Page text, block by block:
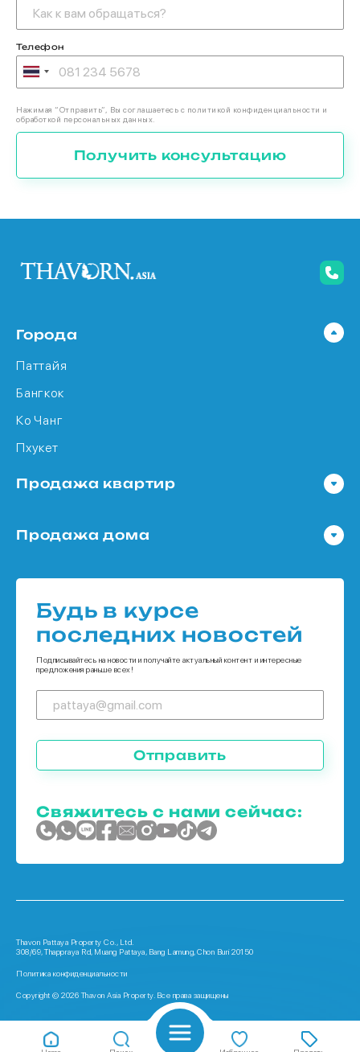
Телефон
Нажимая “Отправить”, Вы соглашаетесь с политикой конфиденциальности и
обработкой персональных данных.
Получить консультацию
Города
Паттайя
Бангкок
Ко Чанг
Пхукет
Продажа квартир
Квартира в Бангкок
Продажа дома
Дома в Ко Чанг
Дома в Пхукет
Будь в курсе
последних новостей
Подписывайтесь на новости и получайте актуальный контент и интересные
предложения раньше всех!
Отправить
Свяжитесь с нами сейчас:
Thavon Pattaya Property Co., Ltd.
308/69, Thappraya Rd, Muang Pattaya, Bang Lamung, Chon Buri 20150
Политика конфиденциальности
Copyright © 2026 Thavon Asia Property. Все права защищены